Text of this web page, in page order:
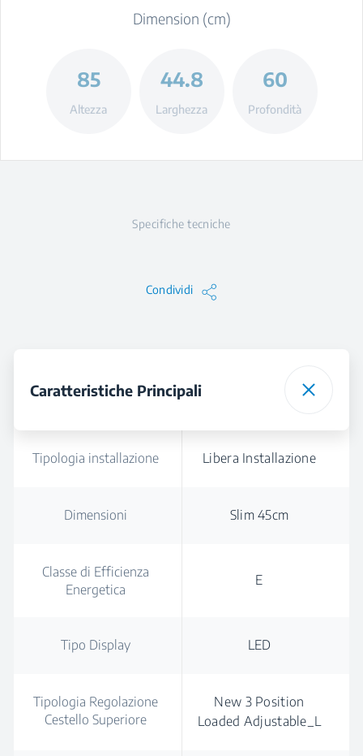
Dimension (cm)
85
Altezza
44.8
Larghezza
60
Profondità
Specifiche tecniche
Condividi
Caratteristiche Principali
Tipologia installazione Libera Installazione
Dimensioni Slim 45cm
Classe di Efficienza
Energetica
E
Tipo Display LED
Tipologia Regolazione
Cestello Superiore
New 3 Position
Loaded Adjustable_L